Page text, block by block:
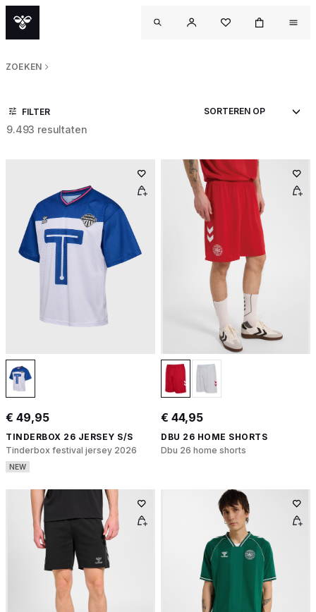
ZOEKEN
FILTER
9.493 resultaten
€ 49,95
TINDERBOX 26 JERSEY S/S
Tinderbox festival jersey 2026
NEW
€ 44,95
DBU 26 HOME SHORTS
Dbu 26 home shorts